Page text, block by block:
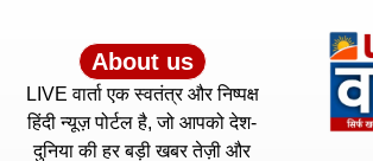
About us
LIVE वार्ता एक स्वतंत्र और निष्पक्ष
हिंदी न्यूज़ पोर्टल है, जो आपको देश-
दुनिया की हर बड़ी खबर तेज़ी और